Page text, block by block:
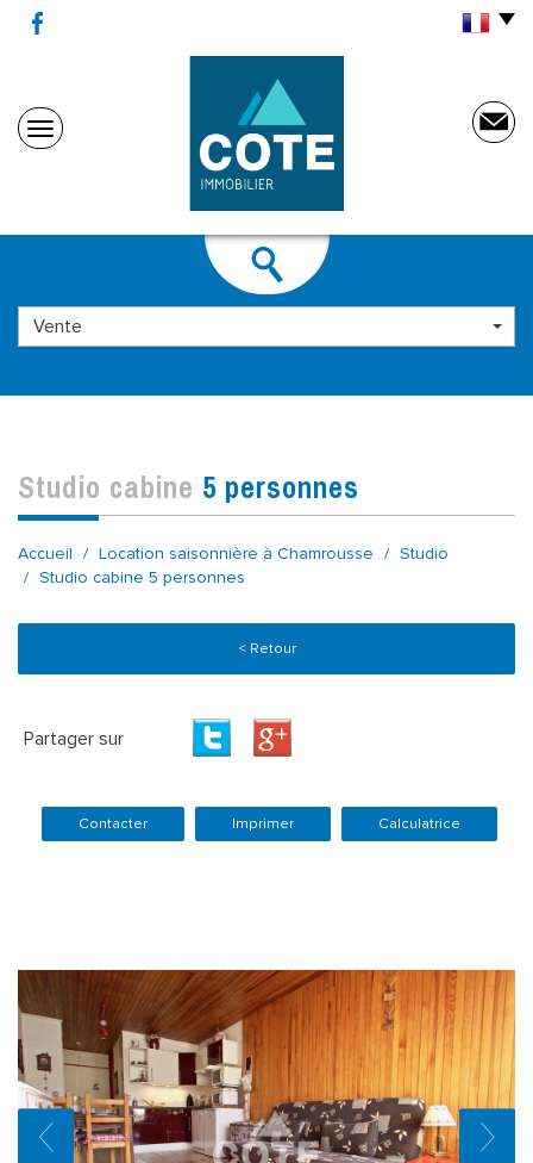
Vente
studio cabine 5 personnes
Accueil Location saisonnière à Chamrousse
Studio
Studio cabine 5 personnes
< Retour
Partager sur
Contacter Imprimer Calculatrice